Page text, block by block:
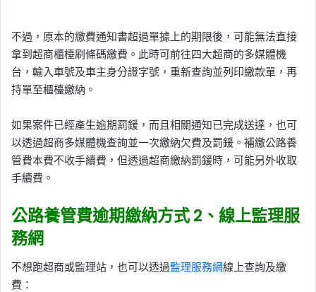
不過，原本的繳費通知書超過單據上的期限後，可能無法直接
拿到超商櫃檯刷條碼繳費。此時可前往四大超商的多媒體機
台，輸入車號及車主身分證字號，重新查詢並列印繳款單，再
持單至櫃檯繳納。
如果案件已經產生逾期罰鍰，而且相關通知已完成送達，也可
以透過超商多媒體機查詢並一次繳納欠費及罰鍰。補繳公路養
管費本費不收手續費，但透過超商繳納罰鍰時，可能另外收取
手續費。
公路養管費逾期繳納方式 2、線上監理服
務網
不想跑超商或監理站，也可以透過監理服務網線上查詢及繳
費：